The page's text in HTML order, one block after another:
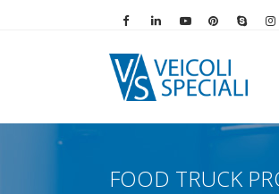
Vai alla pagina Facebook
Vai al profilo
Vai al canale
Vai al
FOOD TRUCK